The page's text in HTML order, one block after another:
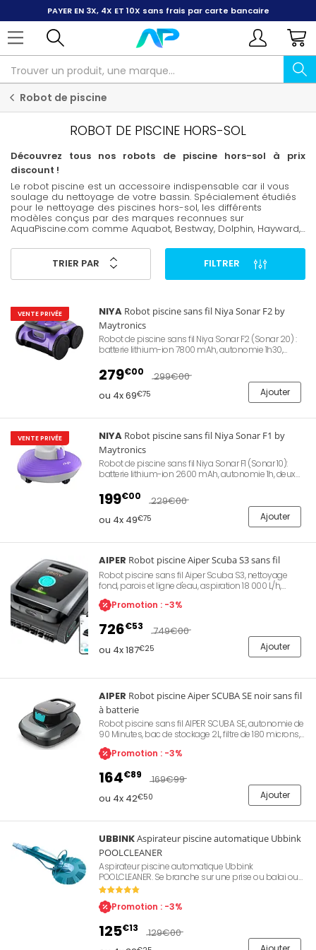
PAYER EN 3X, 4X ET 10X sans frais par carte bancaire
Robot de piscine
ROBOT DE PISCINE HORS-SOL
Découvrez tous nos robots de piscine hors-sol à prix
discount !
Le robot piscine est un accessoire indispensable car il vous
soulage du nettoyage de votre bassin. Spécialement étudiés
pour le nettoyage des piscines hors-sol, les différents
modèles conçus par des marques reconnues sur
AquaPiscine.com comme Aquabot, Bestway, Dolphin, Hayward,
de votre piscine est crucial pour profiter d'une eau limpide et
saine. Pour ne pas en faire une corvée, l'achat d'un robot
piscine est incontournable. Avec cet appareil, vous gagnez du
temps et du confort dans votre quotidien. Il suffit de choisir le
concernant cet appareil.
TRIER PAR FILTRER
VENTE PRIVÉE NIYA Robot piscine sans fil Niya Sonar F2 by
Maytronics
Robot de piscine sans fil Niya Sonar F2 (Sonar 20) :
batterie lithium-ion 7800 mAh, autonomie 1h30,
brushless, panier filtrant 2L (200 microns), nettoyage
du fond uniquement, pour piscines jusqu'à 8 m,
poids 8 kg, garantie 2 ans.
279€00 299€00
ou 4x 69€75 Ajouter
VENTE PRIVÉE NIYA Robot piscine sans fil Niya Sonar F1 by
Maytronics
Robot de piscine sans fil Niya Sonar F1 (Sonar 10):
batterie lithium-ion 2600 mAh, autonomie 1h, deux
microns (2L), nettoyage du fond uniquement, pour
piscines jusqu'à 6 m, poids 3,2 kg, garantie 2 ans.
199€00 229€00
ou 4x 49€75 Ajouter
AIPER Robot piscine Aiper Scuba S3 sans fil
Robot piscine sans fil Aiper Scuba S3, nettoyage
fond, parois et ligne d'eau, aspiration 18 000 L/h,
filtration MicroMesh 3 µm, autonomie 180 min,
batterie lithium, chenilles motorisées, pilotage via
L, arrêt automatique ligne d'eau, piscines enterrées et
hors-sol rigides jusqu'à 150 m², garantie Aiper 2 ans.
Référence Aiper N30.
Promotion : -3%
726€53 749€00
ou 4x 187€25 Ajouter
AIPER Robot piscine Aiper SCUBA SE noir sans fil
à batterie
Robot piscine sans fil AIPER SCUBA SE, autonomie de
90 Minutes, bac de stockage 2L, filtre de 180 microns,
2 ports d'aspiration puissants, 3.4 Kg ultra léger, idéal
pour les piscines hors-sol jusqu'à 80㎡
Promotion : -3%
164€89 169€99
ou 4x 42€50 Ajouter
UBBINKAspirateur piscine automatique Ubbink
POOLCLEANER
Aspirateur piscine automatique Ubbink
POOLCLEANER. Se branche sur une prise ou balai ou
un skimmer. Compatible avec une pompe de
filtration minimum 1/2CV. Livré avec un tuyau de 10
mètres et un régulateur de pression.
Promotion : -3%
125€13 129€00